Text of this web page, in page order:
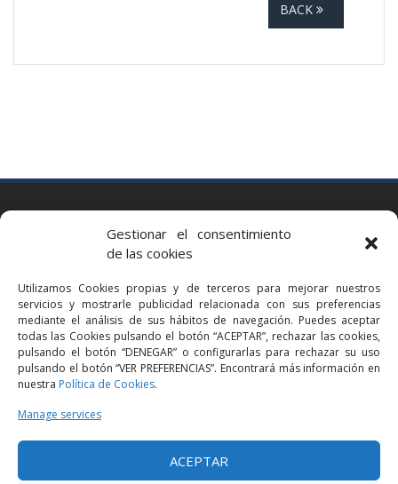
Gestionar el consentimiento
de las cookies
Utilizamos Cookies propias y de terceros para mejorar nuestros
servicios y mostrarle publicidad relacionada con sus preferencias
mediante el análisis de sus hábitos de navegación. Puedes aceptar
todas las Cookies pulsando el botón “ACEPTAR”, rechazar las cookies,
pulsando el botón “DENEGAR” o configurarlas para rechazar su uso
pulsando el botón “VER PREFERENCIAS”. Encontrará más información en
nuestra Política de Cookies.
Manage services
ACEPTAR
BACK
Via Augusta 2 bis, 3º, 08006 Barcelona
bcn@bellavistalegal.eu
GRANOLLERS
C/ Sant Jaume, 16 1r, 08401 Granollers (Bcn)
+34 93 860 39 60
grn@bellavistalegal.eu
MADRID
C/ Serrano 114, 2º izq. 28006 Madrid.
+34 91 431 98 21 | +34 91 431 98 95